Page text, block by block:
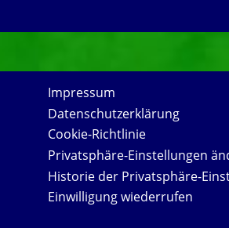
Impressum
Datenschutzerklärung
Cookie-Richtlinie
Privatsphäre-Einstellungen
Historie der Privatsphäre-
Einwilligung wiederrufen